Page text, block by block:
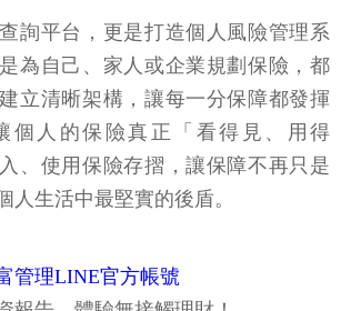
詢平台，更是打造個人風險管理系
為自己、家人或企業規劃保險，都
立清晰架構，讓每一分保障都發揮
個人的保險真正「看得見、用得
、使用保險存摺，讓保障不再只是
人生活中最堅實的後盾。
管理LINE官方帳號